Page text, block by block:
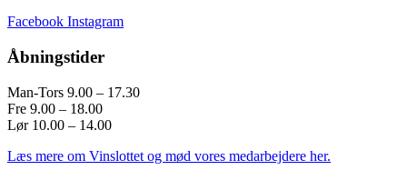
Facebook Instagram
Åbningstider
Man-Tors 9.00 – 17.30
Fre 9.00 – 18.00
Lør 10.00 – 14.00
Læs mere om Vinslottet og mød vores medarbejdere her.